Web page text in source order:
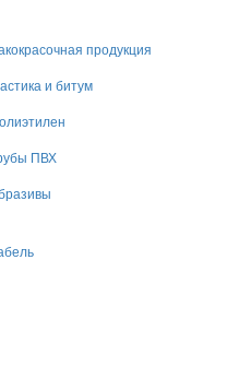
продукция
и битум
ПВХ